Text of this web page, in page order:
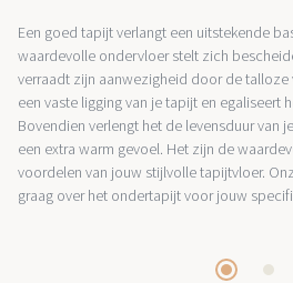
Een goed tapijt verlangt een uitstekende
waardevolle ondervloer stelt zich
verraadt zijn aanwezigheid door de
een vaste ligging van je tapijt en egaliseert
Bovendien verlengt het de levensduur van
een extra warm gevoel. Het zijn de
voordelen van jouw stijlvolle tapijtvloer.
graag over het ondertapijt voor jouw